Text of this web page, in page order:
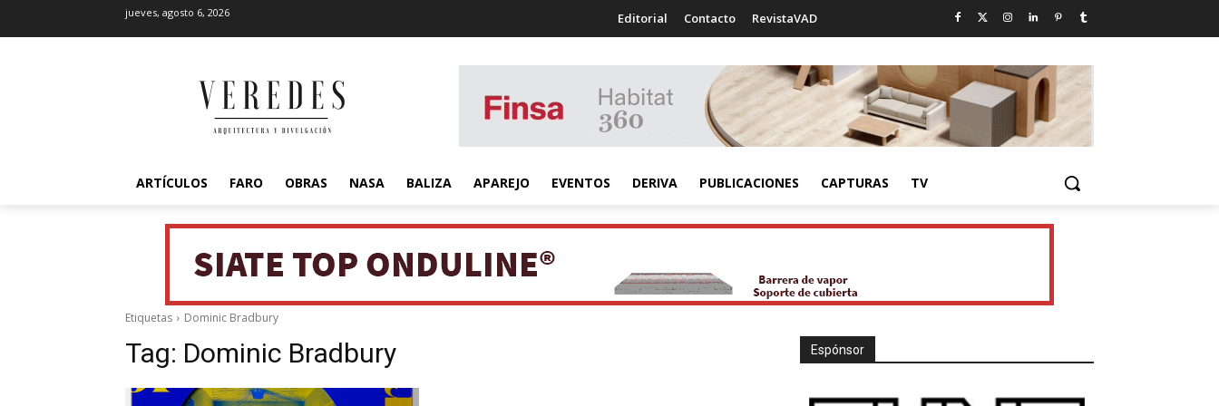
jueves, agosto 6, 2026 Editorial Contacto RevistaVAD
ARTÍCULOS FARO OBRAS NASA BALIZA APAREJO EVENTOS DERIVA PUBLICACIONES CAPTURAS TV
Etiquetas Dominic Bradbury
Tag: Dominic Bradbury Espónsor